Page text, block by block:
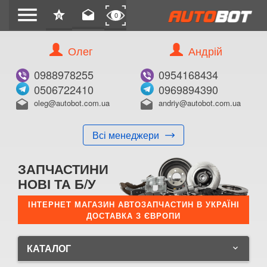
menu star
0 drafts 0
Олег
0988978255
0506722410
drafts oleg@autobot.com.ua
Всі менеджери
Андрій
0954168434
0969894390
drafts andriy@autobot.com.ua
ЗАПЧАСТИНИ
НОВІ ТА Б/У
ІНТЕРНЕТ МАГАЗИН АВТОЗАПЧАСТИН В УКРАЇНІ
ДОСТАВКА З ЄВРОПИ
КАТАЛОГ keyboard_arrow_down